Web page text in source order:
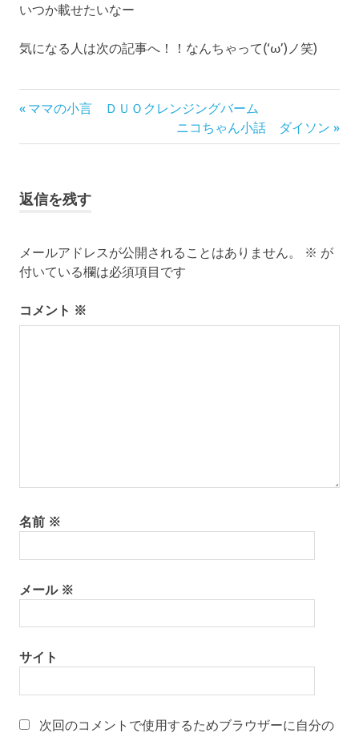
いつか載せたいなー
気になる人は次の記事へ！！なんちゃって(‘ω’)ノ笑)
投
稿
ビ
ゲ
ー
シ
前
記
ママの小言 ＤＵＯクレンジングバーム
次
の
ニコちゃん小話 ダイソン
返信を残す
メールアドレスが公開されることはありません。 ※ が
付いている欄は必須項目です
コメント ※
名前 ※
メール ※
サイト
次回のコメントで使用するためブラウザーに自分の